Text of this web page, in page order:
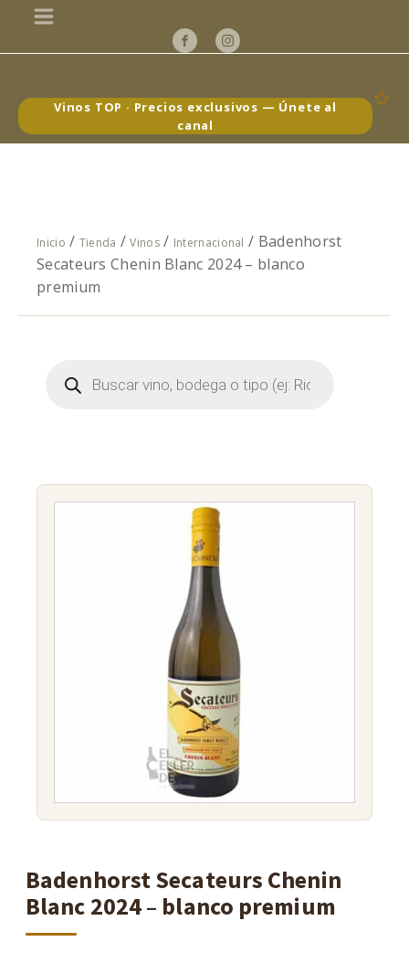
Vinos TOP · Precios exclusivos — Únete al
canal
Inicio / Tienda /Vinos/ Internacional / Badenhorst
Secateurs Chenin Blanc 2024 – blanco
premium
Búsqueda
Badenhorst Secateurs Chenin
Blanc 2024 – blanco premium